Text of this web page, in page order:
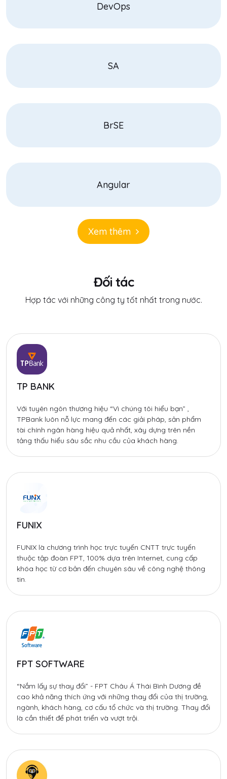
DevOps
SA
BrSE
Angular
Xem thêm
Đối tác
Hợp tác với những công ty tốt nhất trong nước.
TP BANK
Với tuyên ngôn thương hiệu “Vì chúng tôi hiểu bạn” ,
TPBank luôn nỗ lực mang đến các giải pháp, sản phẩm
tài chính ngân hàng hiệu quả nhất, xây dựng trên nền
tảng thấu hiểu sâu sắc nhu cầu của khách hàng.
FUNIX
FUNIX là chương trình học trực tuyến CNTT trực tuyến
thuộc tập đoàn FPT, 100% dựa trên Internet, cung cấp
khóa học từ cơ bản đến chuyên sâu về công nghệ thông
tin.
FPT SOFTWARE
“Nắm lấy sự thay đổi” - FPT Châu Á Thái Bình Dương đề
cao khả năng thích ứng với những thay đổi của thị trường,
ngành, khách hàng, cơ cấu tổ chức và thị trường. Thay đổi
là cần thiết để phát triển và vượt trội.